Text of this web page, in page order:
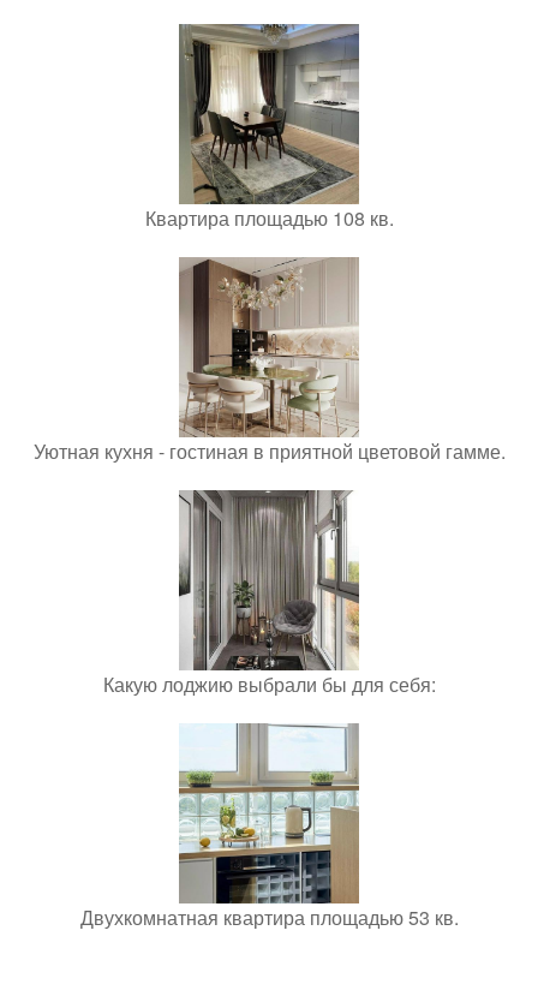
Квартира площадью 108 кв.
Уютная кухня - гостиная в приятной цветовой гамме.
Какую лоджию выбрали бы для себя:
Двухкомнатная квартира площадью 53 кв.